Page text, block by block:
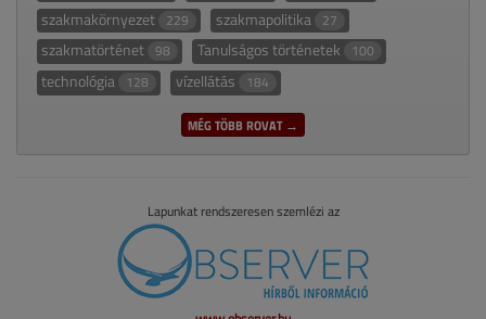
szakmakörnyezet 229 szakmapolitika 27
szakmatörténet 98 Tanulságos történetek 100
technológia 128 vízellátás 184
MÉG TÖBB ROVAT →
Lapunkat rendszeresen szemlézi az